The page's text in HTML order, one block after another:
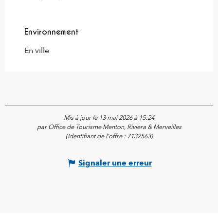
Environnement
Environnement
En ville
Mis à jour le 13 mai 2026 à 15:24
par Office de Tourisme Menton, Riviera & Merveilles
(Identifiant de l'offre : 7132563)
Signaler une erreur